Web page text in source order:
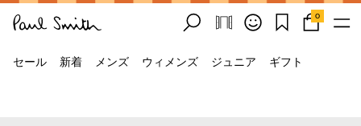
0
セール 新着 メンズ ウィメンズ ジュニア ギフト